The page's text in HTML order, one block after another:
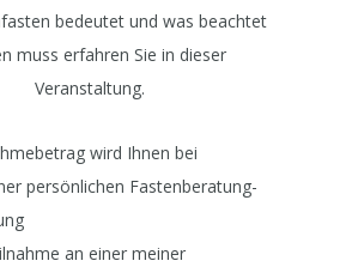
bedeutet und was beachtet
muss erfahren Sie in dieser
Veranstaltung.
wird Ihnen bei
persönlichen Fastenberatung-
an einer meiner